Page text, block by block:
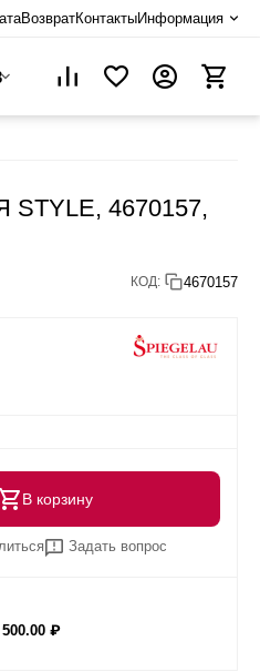
ВозвратКонтактыИнформация
4670157,
КОД: 4670157
В корзину
Задать вопрос
500.00 ₽